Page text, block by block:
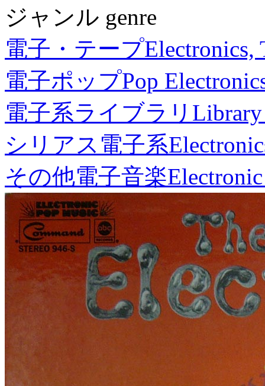
ジャンル genre
電子・テープElectronics,
電子ポップPop
電子系ライブラリ
シリアス電子系
その他電子音楽